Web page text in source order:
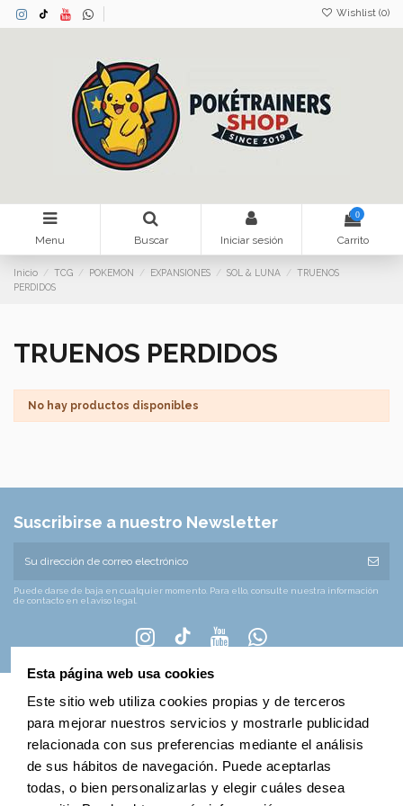
Wishlist (0)
Menu Buscar Iniciar sesión
0
Carrito
Inicio TCG POKEMON EXPANSIONES SOL & LUNA
TRUENOS
PERDIDOS
TRUENOS PERDIDOS
No hay productos disponibles
Suscribirse a nuestro Newsletter
Puede darse de baja en cualquier momento. Para ello, consulte nuestra información
de contacto en el aviso legal.
Nuestra empresa
Datos de contacto
Esta página web usa cookies
Este sitio web utiliza cookies propias y de terceros
para mejorar nuestros servicios y mostrarle publicidad
relacionada con sus preferencias mediante el análisis
de sus hábitos de navegación. Puede aceptarlas
todas, o bien personalizarlas y elegir cuáles desea